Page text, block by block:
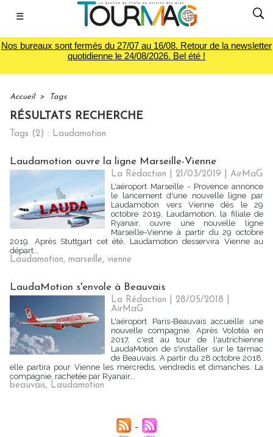
☰
Nos bureaux sont fermés du 27/07 au 16/08. Retour de la newsletter
quotidienne le 24/08/2026. Bel été !
Accueil > Tags
RÉSULTATS RECHERCHE
Tags (2) : Laudamotion
Laudamotion ouvre la ligne Marseille-Vienne
La Rédaction | 21/03/2019 |AirMaG
L'aéroport Marseille - Provence annonce
le lancement d'une nouvelle ligne par
Laudamotion vers Vienne dès le 29
octobre 2019. Laudamotion, la filiale de
Ryanair, ouvre une nouvelle ligne
Marseille-Vienne à partir du 29 octobre
2019. Après Stuttgart cet été, Laudamotion desservira Vienne au
départ...
Laudamotion, marseille, vienne
LaudaMotion s'envole à Beauvais
La Rédaction | 28/05/2018
AirMaG
L'aéroport Paris-Beauvais accueille une
nouvelle compagnie. Après Volotéa en
2017, c'est au tour de l'autrichienne
LaudaMotion de s'installer sur le tarmac
de Beauvais. A partir du 28 octobre 2018,
elle partira pour Vienne les mercredis, vendredis et dimanches. La
compagnie, rachetée par Ryanair...
beauvais, Laudamotion